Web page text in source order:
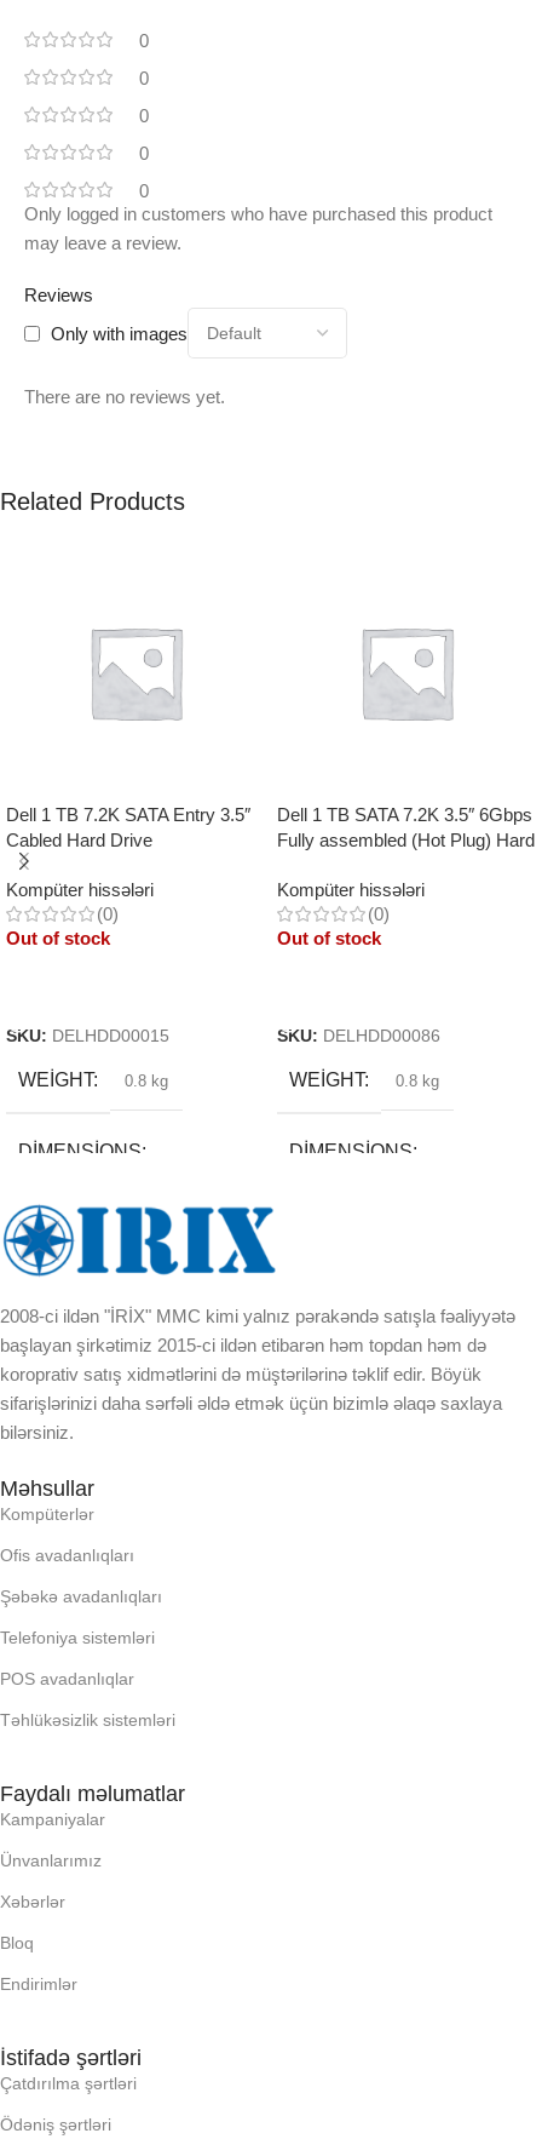
0
0
0
0
0
Reviews
Only with images
There are no reviews yet.
Only logged in customers who have purchased this product
may leave a review.
Related Products
Dell 1 TB 7.2K SATA Entry 3.5″
Cabled Hard Drive
Kompüter hissələri
(0)
Out of stock
SKU: DELHDD00015
WEIGHT 0.8 kg
DIMENSIONS
20 × 30 × 13 cm
BREND
DAXILI YADDA
EKRAN
KORPUSUN RNGI:
LCD
OPERATIV YADDA
OXUNAN BARKOD NV:
PROCESSOR
PROSESSOR
RAM
RNG
Dell 1 TB SATA 7.2K 3.5″ 6Gbps
Fully assembled (Hot Plug) Hard
Kompüter hissələri
(0)
Out of stock
SKU: DELHDD00086
WEIGHT 0.8 kg
DIMENSIONS
DAXILI YADDA
2008-ci ildən "İRİX" MMC kimi yalnız pərakəndə satışla fəaliyyətə
başlayan şirkətimiz 2015-ci ildən etibarən həm topdan həm də
koroprativ satış xidmətlərini də müştərilərinə təklif edir. Böyük
sifarişlərinizi daha sərfəli əldə etmək üçün bizimlə əlaqə saxlaya
bilərsiniz.
Məhsullar
Kompüterlər
Ofis avadanlıqları
Şəbəkə avadanlıqları
Telefoniya sistemləri
POS avadanlıqlar
Təhlükəsizlik sistemləri
Faydalı məlumatlar
Kampaniyalar
Ünvanlarımız
Xəbərlər
Bloq
Endirimlər
İstifadə şərtləri
Çatdırılma şərtləri
Ödəniş şərtləri